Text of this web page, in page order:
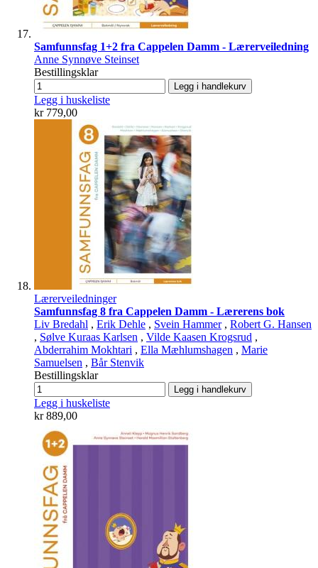
Samfunnsfag 1+2 fra Cappelen Damm - Lærerveiledning
Anne Synnøve Steinset
Bestillingsklar
Legg i handlekurv
Legg i huskeliste
kr 779,00
Lærerveiledninger
Samfunnsfag 8 fra Cappelen Damm - Lærerens bok
Liv Bredahl , Erik Dehle , Svein Hammer, Robert G. Hansen
, Sølve Kuraas Karlsen , Vilde Kaasen Krogsrud ,
Abderrahim Mokhtari , Ella Mæhlumshagen , Marie
Samuelsen , Bår Stenvik
Bestillingsklar
Legg i handlekurv
Legg i huskeliste
kr 889,00